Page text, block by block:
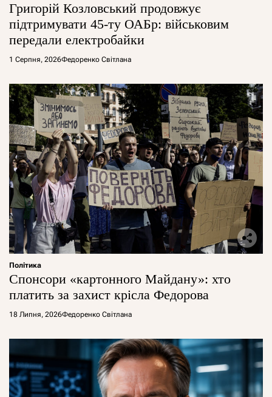
Григорій Козловський продовжує
підтримувати 45-ту ОАБр: військовим
передали електробайки
1 Серпня, 2026Федоренко Світлана
Політика
Спонсори «картонного Майдану»: хто
платить за захист крісла Федорова
18 Липня, 2026Федоренко Світлана